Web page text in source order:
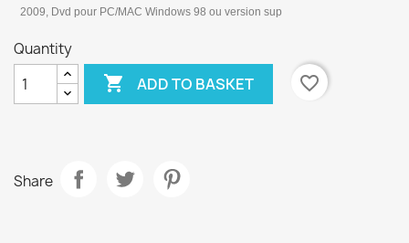
2009, Dvd pour PC/MAC Windows 98 ou version sup
Quantity
 ADD TO BASKET favorite_border
Share